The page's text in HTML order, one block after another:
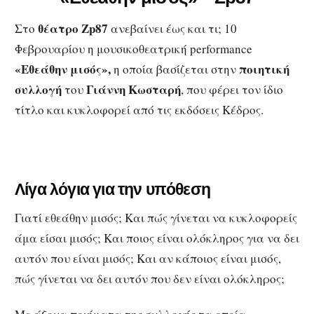
Στο θέατρο Zp87 ανεβαίνει έως και τι; 10
Φεβρουαρίου η μουσικοθεατρική performance
«Εθεάθην μισός»,η οποία βασίζεται στηνποιητική
συλλογήτουΓιάννη Κωσταρή, που φέρει τον ίδιο
τίτλο και κυκλοφορεί από τις εκδόσεις Κέδρος.
Λίγα λόγια για την υπόθεση
Γιατί εθεάθην μισός; Και πώς γίνεται να κυκλοφορείς
άμα είσαι μισός; Και ποιος είναι ολόκληρος για να δει
αυτόν που είναι μισός; Και αν κάποιος είναι μισός,
πώς γίνεται να δει αυτόν που δεν είναι ολόκληρος;